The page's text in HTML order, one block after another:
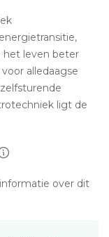
het leven beter
alledaagse
ligt de
over dit